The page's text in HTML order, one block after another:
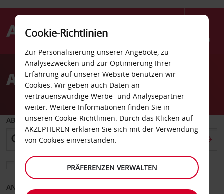
Menü
AvisAutovermietung Dachau
ABHOLEN VON
Eine andere Rückgabestation auswählen
ANFANGSDATUM
Cookie-Richtlinien
Zur Personalisierung unserer Angebote, zu
Analysezwecken und zur Optimierung Ihrer
Erfahrung auf unserer Website benutzen wir
Cookies. Wir geben auch Daten an
vertrauenswürdige Werbe- und Analysepartner
weiter. Weitere Informationen finden Sie in
unseren Cookie-Richtlinien. Durch das Klicken auf
AKZEPTIEREN erklären Sie sich mit der Verwendung
von Cookies einverstanden.
PRÄFERENZEN VERWALTEN